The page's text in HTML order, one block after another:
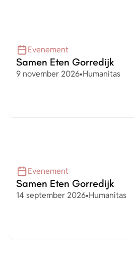
Evenement
Samen Eten Gorredijk
Datum
9 november 2026•Organisatie
Humanitas
Evenement
Samen Eten Gorredijk
Datum
14 september 2026•Organisatie
Humanitas